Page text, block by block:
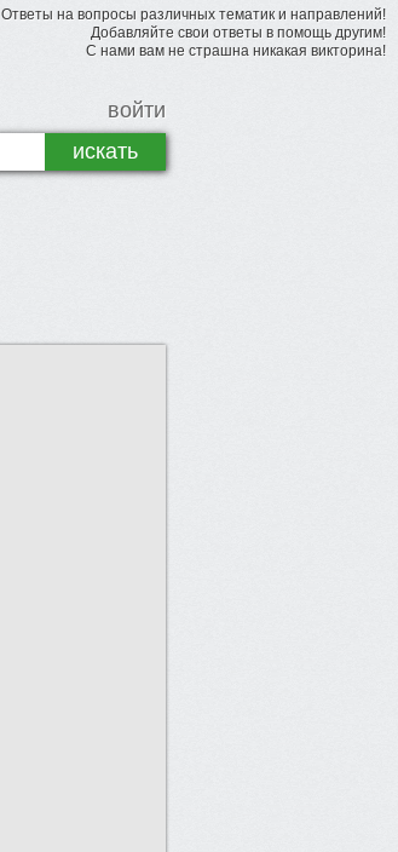
Ответы на вопросы различных тематик и направлений!
Добавляйте свои ответы в помощь другим!
С нами вам не страшна никакая викторина!
войти